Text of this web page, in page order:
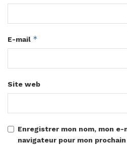
E-mail *
Site web
Enregistrer mon nom, mon
navigateur pour mon